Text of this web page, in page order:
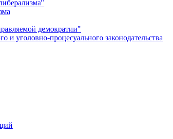
демократии"
и уголовно-процесуального законодательства